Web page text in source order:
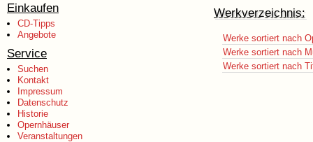
Einkaufen
CD-Tipps
Angebote
Service
Suchen
Kontakt
Impressum
Datenschutz
Historie
Opernhäuser
Veranstaltungen
Werkverzeichnis:
Werke sortiert nach
Werke sortiert nach
Werke sortiert nach